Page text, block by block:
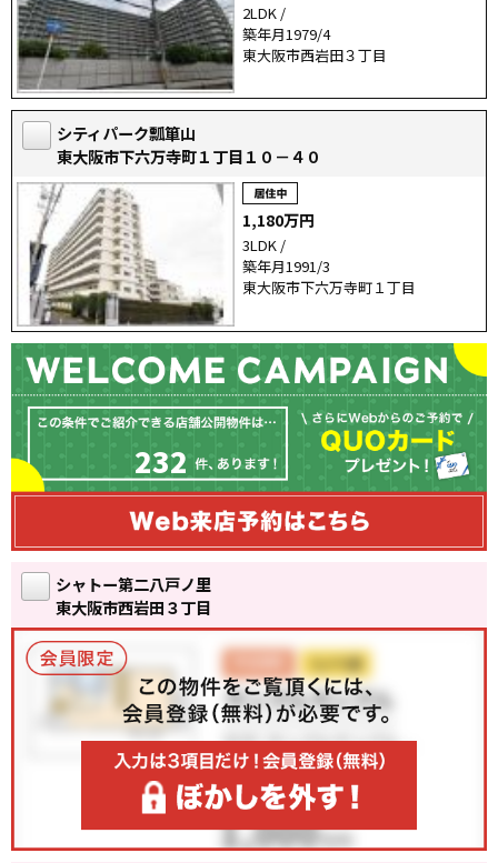
2LDK /
築年月1979/4
東大阪市西岩田３丁目
シティパーク瓢箪山
東大阪市下六万寺町１丁目１０－４０
1,180万円
3LDK /
築年月1991/3
東大阪市下六万寺町１丁目
232
シャトー第二八戸ノ里
東大阪市西岩田３丁目